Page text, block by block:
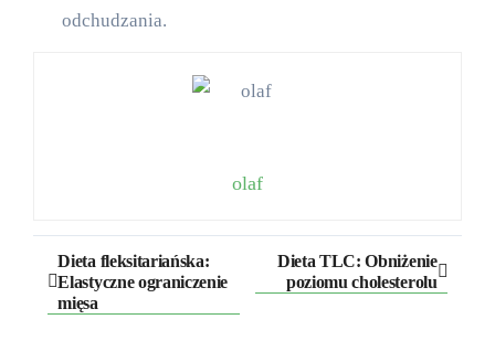
odchudzania.
olaf
Nawigacja
wpisu
Dieta fleksitariańska:
Elastyczne ograniczenie
mięsa
Dieta TLC: Obniżenie
poziomu cholesterolu